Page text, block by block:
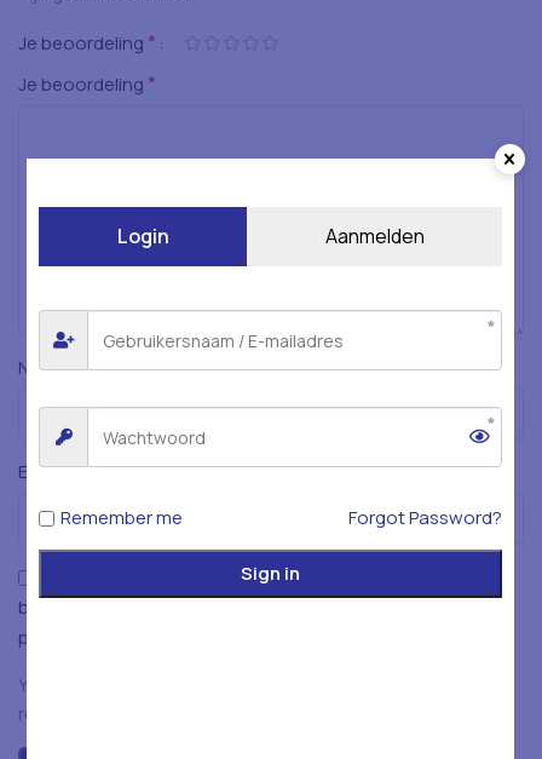
Je beoordeling *
Je beoordeling *
Naam*
E-mail*
Mijn naam, e-mailadres en website opslaan in deze
browser voor de volgende keer wanneer ik een reactie
plaats.
You have to be logged in to be able to add photos to your
review.
Login Aanmelden
Remember me Forgot Password?
Sign in